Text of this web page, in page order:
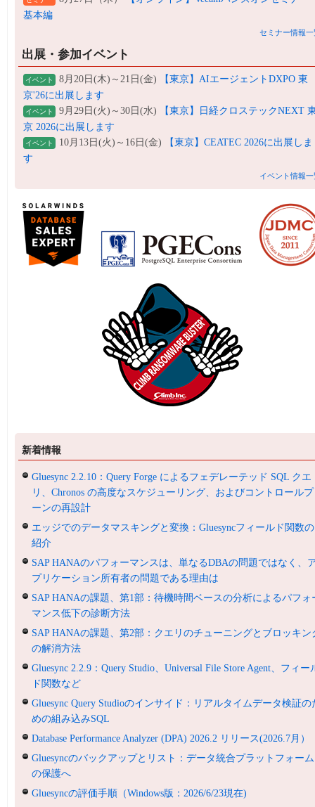
基本編
セミナー情報一
出展・参加イベント
イベント 8月20日(木)～21日(金)
【東京】AIエージェントDXPO 東
京'26に出展します
イベント 9月29日(火)～30日(水)
【東京】日経クロステックNEXT
京 2026に出展します
イベント 10月13日(火)～16日(金)
【東京】CEATEC 2026に出展しま
す
イベント情報一
新着情報
Gluesync 2.2.10：Query Forge によるフェデレーテッド SQL クエ
リ、Chronos の高度なスケジューリング、およびコントロール
ーンの再設計
エッジでのデータマスキングと変換：Gluesyncフィールド関数の
紹介
SAP HANAのパフォーマンスは、単なるDBAの問題ではなく、
プリケーション所有者の問題である理由は
SAP HANAの課題、第1部：待機時間ベースの分析によるパフォ
マンス低下の診断方法
SAP HANAの課題、第2部：クエリのチューニングとブロッキン
の解消方法
Gluesync 2.2.9：Query Studio、Universal File Store Agent、フィー
ド関数など
Gluesync Query Studioのインサイド：リアルタイムデータ検証の
めの組み込みSQL
Database Performance Analyzer (DPA) 2026.2 リリース(2026.7月）
Gluesyncのバックアップとリスト：データ統合プラットフォーム
の保護へ
Gluesyncの評価手順（Windows版：2026/6/23現在)